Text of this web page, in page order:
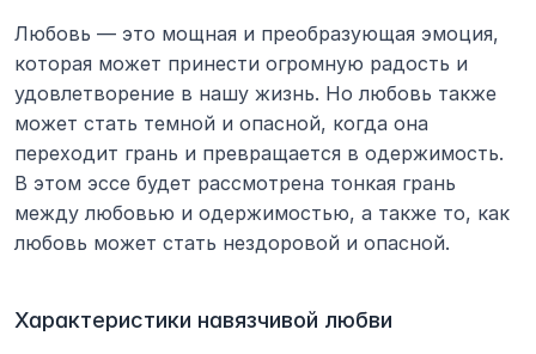
Любовь — это мощная и преобразующая эмоция,
которая может принести огромную радость и
удовлетворение в нашу жизнь. Но любовь также
может стать темной и опасной, когда она
переходит грань и превращается в одержимость.
В этом эссе будет рассмотрена тонкая грань
между любовью и одержимостью, а также то, как
любовь может стать нездоровой и опасной.
Характеристики навязчивой любви